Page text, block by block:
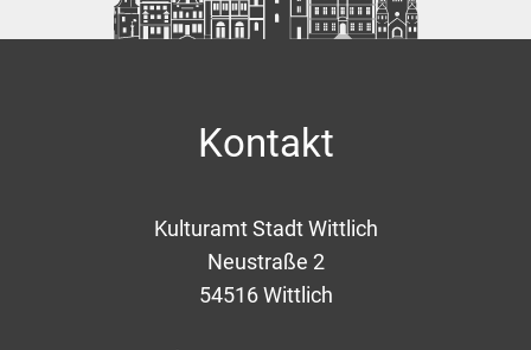
Kontakt
Kulturamt Stadt Wittlich
Neustraße 2
54516 Wittlich